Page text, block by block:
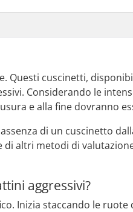
Questi cuscinetti,
Considerando le
e alla fine dovranno
di un cuscinetto
di altri metodi di
aggressivi?
Inizia staccando le ruote